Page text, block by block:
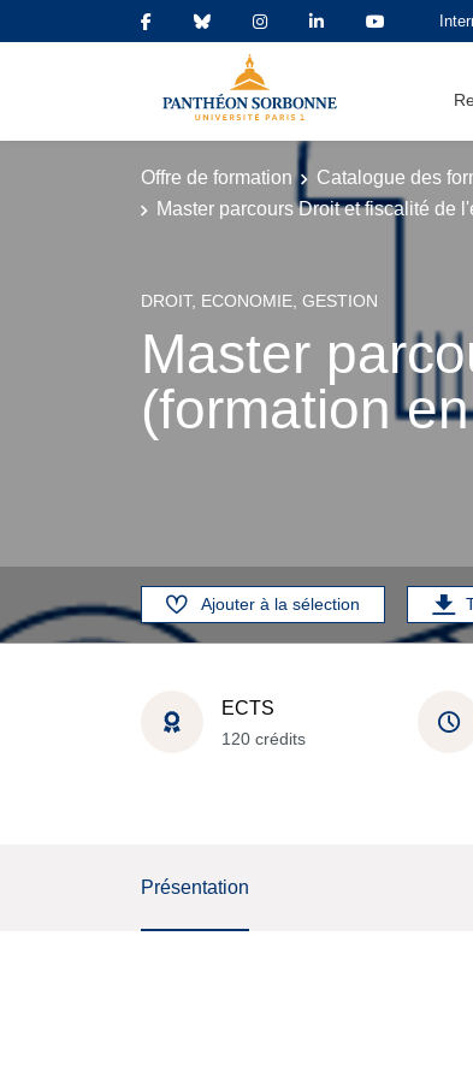
Offre de formation Catalogue des
Master parcours Droit et fiscalité de
DROIT, ECONOMIE, GESTION
Master
(formation
Ajouter à la sélection
ECTS
120 crédits
Présentation